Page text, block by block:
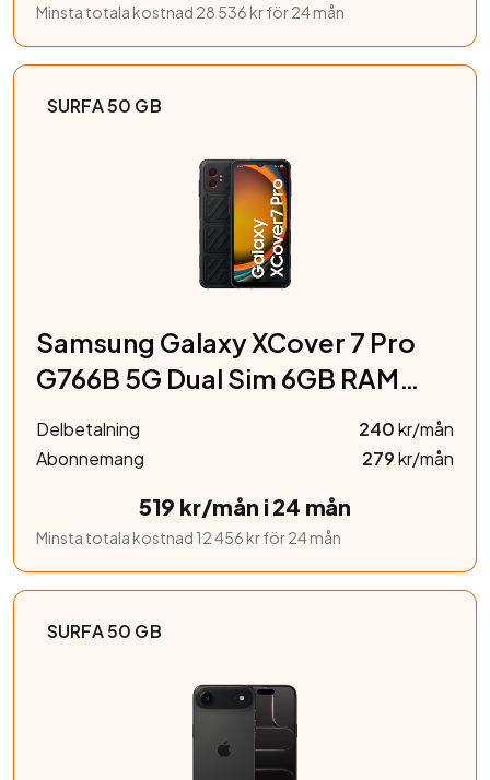
Minsta totala kostnad 28 536 kr för 24 mån
SURFA 50 GB
Samsung Galaxy XCover 7 Pro
G766B 5G Dual Sim 6GB RAM
128GB Enterprise Edition – Black
Delbetalning 240kr/mån
Abonnemang
279kr/mån
519 kr/mån i 24 mån
Minsta totala kostnad 12 456 kr för 24 mån
SURFA 50 GB